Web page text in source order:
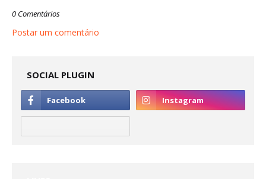
0 Comentários
Postar um comentário
SOCIAL PLUGIN